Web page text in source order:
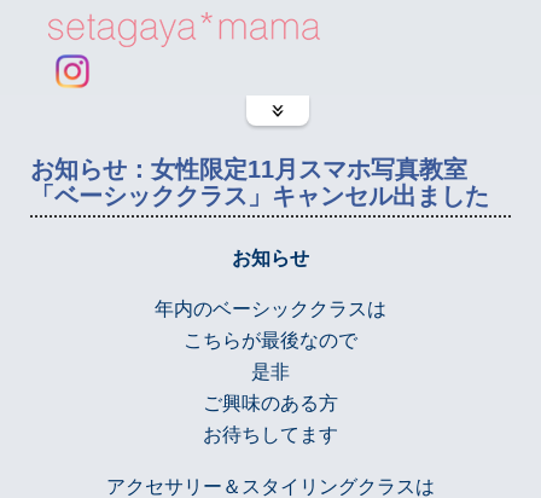
お知らせ：女性限定11月スマホ写真教室
「ベーシッククラス」キャンセル出ました
お知らせ
年内のベーシッククラスは
こちらが最後なので
是非
ご興味のある方
お待ちしてます
アクセサリー＆スタイリングクラスは